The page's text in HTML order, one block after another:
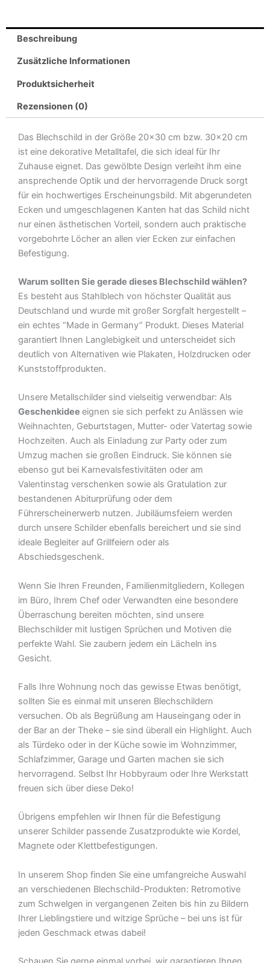
-
London
Sloane
SW1
Metall
Deko
Menge
Beschreibung
Zusätzliche Informationen
Produktsicherheit
Rezensionen (0)
Das Blechschild in der Größe 20×30 cm bzw. 30×20 cm
ist eine dekorative Metalltafel, die sich ideal für Ihr
Zuhause eignet. Das gewölbte Design verleiht ihm eine
ansprechende Optik und der hervorragende Druck sorgt
für ein hochwertiges Erscheinungsbild. Mit abgerundeten
Ecken und umgeschlagenen Kanten hat das Schild nicht
nur einen ästhetischen Vorteil, sondern auch praktische
vorgebohrte Löcher an allen vier Ecken zur einfachen
Befestigung.
Warum sollten Sie gerade dieses Blechschild wählen?
Es besteht aus Stahlblech von höchster Qualität aus
Deutschland und wurde mit großer Sorgfalt hergestellt –
ein echtes “Made in Germany” Produkt. Dieses Material
garantiert Ihnen Langlebigkeit und unterscheidet sich
deutlich von Alternativen wie Plakaten, Holzdrucken oder
Kunststoffprodukten.
Unsere Metallschilder sind vielseitig verwendbar: Als
Geschenkidee eignen sie sich perfekt zu Anlässen wie
Weihnachten, Geburtstagen, Mutter- oder Vatertag sowie
Hochzeiten. Auch als Einladung zur Party oder zum
Umzug machen sie großen Eindruck. Sie können sie
ebenso gut bei Karnevalsfestivitäten oder am
Valentinstag verschenken sowie als Gratulation zur
bestandenen Abiturprüfung oder dem
Führerscheinerwerb nutzen. Jubiläumsfeiern werden
durch unsere Schilder ebenfalls bereichert und sie sind
ideale Begleiter auf Grillfeiern oder als
Abschiedsgeschenk.
Wenn Sie Ihren Freunden, Familienmitgliedern, Kollegen
im Büro, Ihrem Chef oder Verwandten eine besondere
Überraschung bereiten möchten, sind unsere
Blechschilder mit lustigen Sprüchen und Motiven die
perfekte Wahl. Sie zaubern jedem ein Lächeln ins
Gesicht.
Falls Ihre Wohnung noch das gewisse Etwas benötigt,
sollten Sie es einmal mit unseren Blechschildern
versuchen. Ob als Begrüßung am Hauseingang oder in
der Bar an der Theke – sie sind überall ein Highlight. Auch
als Türdeko oder in der Küche sowie im Wohnzimmer,
Schlafzimmer, Garage und Garten machen sie sich
hervorragend. Selbst Ihr Hobbyraum oder Ihre Werkstatt
freuen sich über diese Deko!
Übrigens empfehlen wir Ihnen für die Befestigung
unserer Schilder passende Zusatzprodukte wie Kordel,
Magnete oder Klettbefestigungen.
In unserem Shop finden Sie eine umfangreiche Auswahl
an verschiedenen Blechschild-Produkten: Retromotive
zum Schwelgen in vergangenen Zeiten bis hin zu Bildern
Ihrer Lieblingstiere und witzige Sprüche – bei uns ist für
jeden Geschmack etwas dabei!